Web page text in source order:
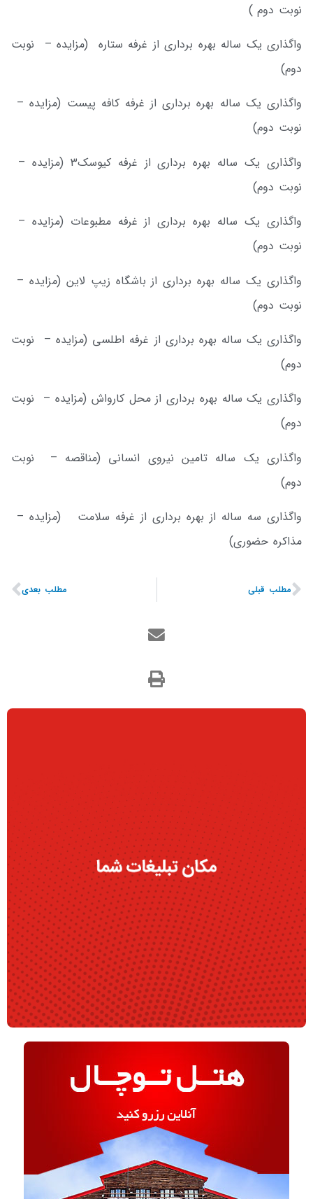
نوبت دوم )
واگذاری یک ساله بهره برداری از غرفه ستاره (مزایده – نوبت
دوم)
واگذاری یک ساله بهره برداری از غرفه کافه پیست (مزایده –
نوبت دوم)
واگذاری یک ساله بهره برداری از غرفه کیوسک3 (مزایده –
نوبت دوم)
واگذاری یک ساله بهره برداری از غرفه مطبوعات (مزایده –
نوبت دوم)
واگذاری یک ساله بهره برداری از باشگاه زیپ لاین (مزایده –
نوبت دوم)
واگذاری یک ساله بهره برداری از غرفه اطلسی (مزایده – نوبت
دوم)
واگذاری یک ساله بهره برداری از محل کارواش (مزایده – نوبت
دوم)
واگذاری یک ساله تامین نیروی انسانی (مناقصه – نوبت
دوم)
واگذاری سه ساله از بهره برداری از غرفه سلامت (مزایده –
مذاکره حضوری)
مطلب قبلی مطلب بعدی